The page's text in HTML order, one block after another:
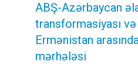
ABŞ-Azərbaycan
transformasiyası
Ermənistan
mərhələsi